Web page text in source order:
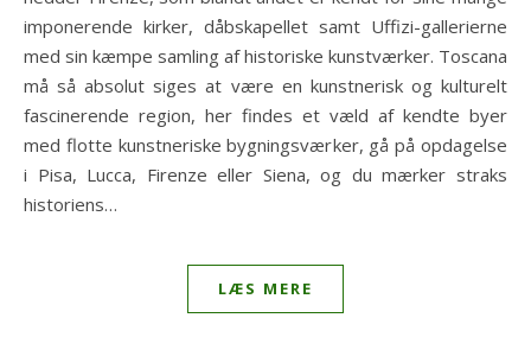
imponerende kirker, dåbskapellet samt Uffizi-gallerierne
med sin kæmpe samling af historiske kunstværker. Toscana
må så absolut siges at være en kunstnerisk og kulturelt
fascinerende region, her findes et væld af kendte byer
med flotte kunstneriske bygningsværker, gå på opdagelse
i Pisa, Lucca, Firenze eller Siena, og du mærker straks
historiens…
LÆS MERE